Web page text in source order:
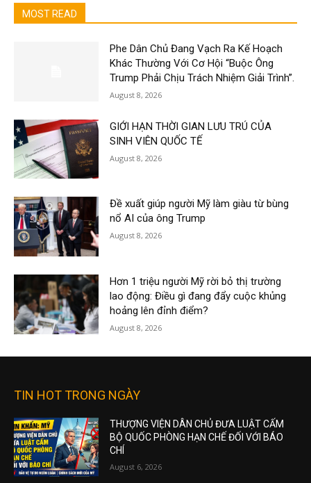
MOST READ
Phe Dân Chủ Đang Vạch Ra Kế Hoạch
Khác Thường Với Cơ Hội “Buộc Ông
Trump Phải Chịu Trách Nhiệm Giải Trình”.
August 8, 2026
GIỚI HẠN THỜI GIAN LƯU TRÚ CỦA
SINH VIÊN QUỐC TẾ
August 8, 2026
Đề xuất giúp người Mỹ làm giàu từ bùng
nổ AI của ông Trump
August 8, 2026
Hơn 1 triệu người Mỹ rời bỏ thị trường
lao động: Điều gì đang đẩy cuộc khủng
hoảng lên đỉnh điểm?
August 8, 2026
TIN HOT TRONG NGÀY
THƯỢNG VIỆN DÂN CHỦ ĐƯA LUẬT CẤM
BỘ QUỐC PHÒNG HẠN CHẾ ĐỐI VỚI BÁO
CHÍ
August 6, 2026